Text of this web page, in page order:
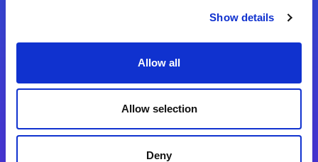
Show details
Allow all
Allow selection
Deny
today
Contáctenos